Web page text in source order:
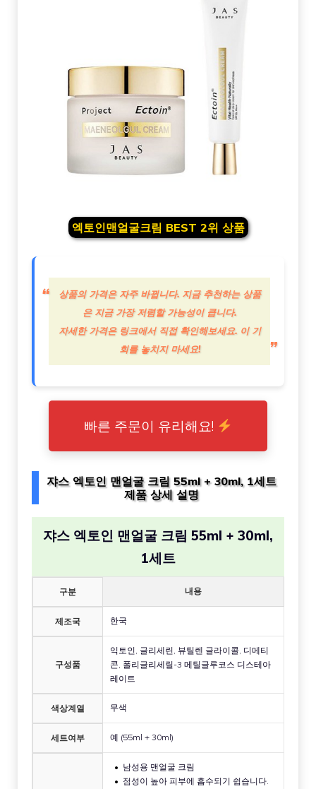
엑토인맨얼굴크림 BEST 2위 상품
상품의 가격은 자주 바뀝니다. 지금 추천하는 상품
은 지금 가장 저렴할 가능성이 큽니다.
자세한 가격은 링크에서 직접 확인해보세요. 이 기
회를 놓치지 마세요!
빠른 주문이 유리해요!
쟈스 엑토인 맨얼굴 크림 55ml + 30ml, 1세트
제품 상세 설명
쟈스 엑토인 맨얼굴 크림 55ml + 30ml,
1세트
구분 내용
제조국 한국
구성품
익토인, 글리세린, 뷰틸렌 글라이콜, 디메티
콘, 폴리글리세릴-3 메틸글루코스 디스테아
레이트
색상계열 무색
세트여부 예 (55ml + 30ml)
남성용 맨얼굴 크림
점성이 높아 피부에 흡수되기 쉽습니다.